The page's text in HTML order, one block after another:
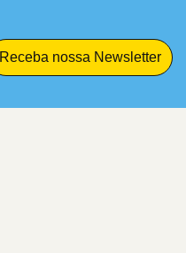
Receba nossa Newsletter